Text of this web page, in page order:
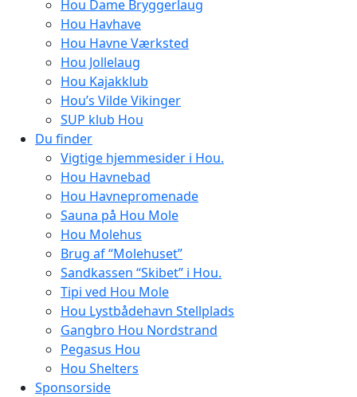
Hou Dame Bryggerlaug
Hou Havhave
Hou Havne Værksted
Hou Jollelaug
Hou Kajakklub
Hou’s Vilde Vikinger
SUP klub Hou
Du finder
Vigtige hjemmesider i Hou.
Hou Havnebad
Hou Havnepromenade
Sauna på Hou Mole
Hou Molehus
Brug af “Molehuset”
Sandkassen “Skibet” i Hou.
Tipi ved Hou Mole
Hou Lystbådehavn Stellplads
Gangbro Hou Nordstrand
Pegasus Hou
Hou Shelters
Sponsorside